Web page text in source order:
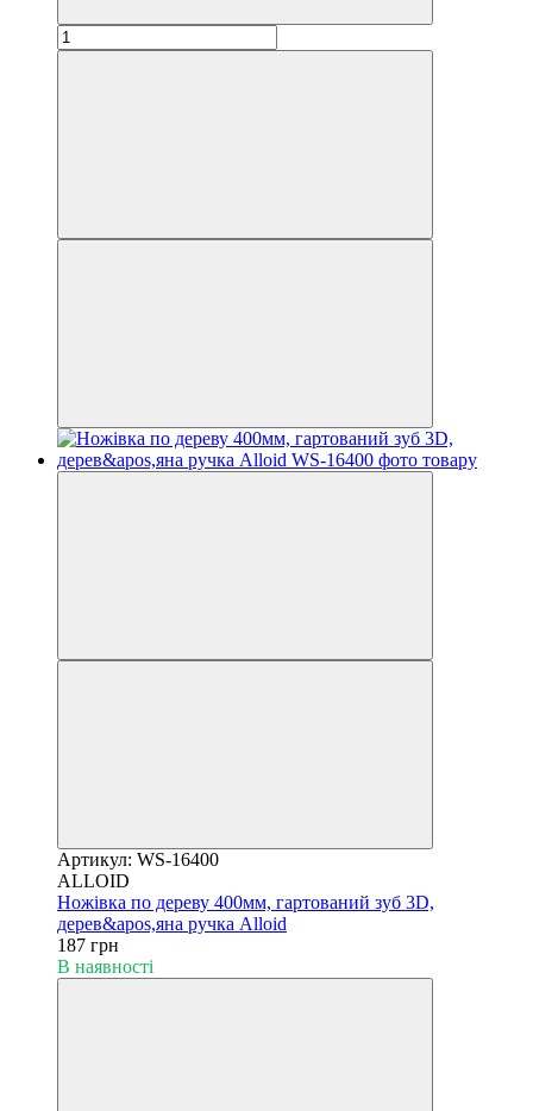
Артикул: WS-16400
ALLOID
Ножівка по дереву 400мм, гартований зуб 3D,
дерев&apos,яна ручка Alloid
187 грн
В наявності